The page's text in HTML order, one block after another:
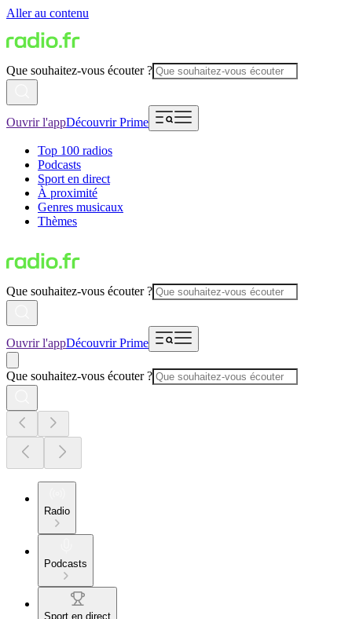
Aller au contenu
Que souhaitez-vous écouter ?
Ouvrir l'appDécouvrir Prime
Top 100 radios
Podcasts
Sport en direct
À proximité
Genres musicaux
Thèmes
Que souhaitez-vous écouter ?
Ouvrir l'appDécouvrir Prime
Que souhaitez-vous écouter ?
Radio
Podcasts
Sport en direct